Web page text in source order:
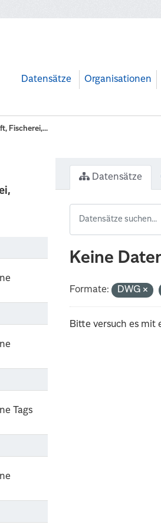
Datensätze Organisationen
Fischerei,...
Tags
Datensätze
Keine
Formate: DWG
Bitte versuch es mit